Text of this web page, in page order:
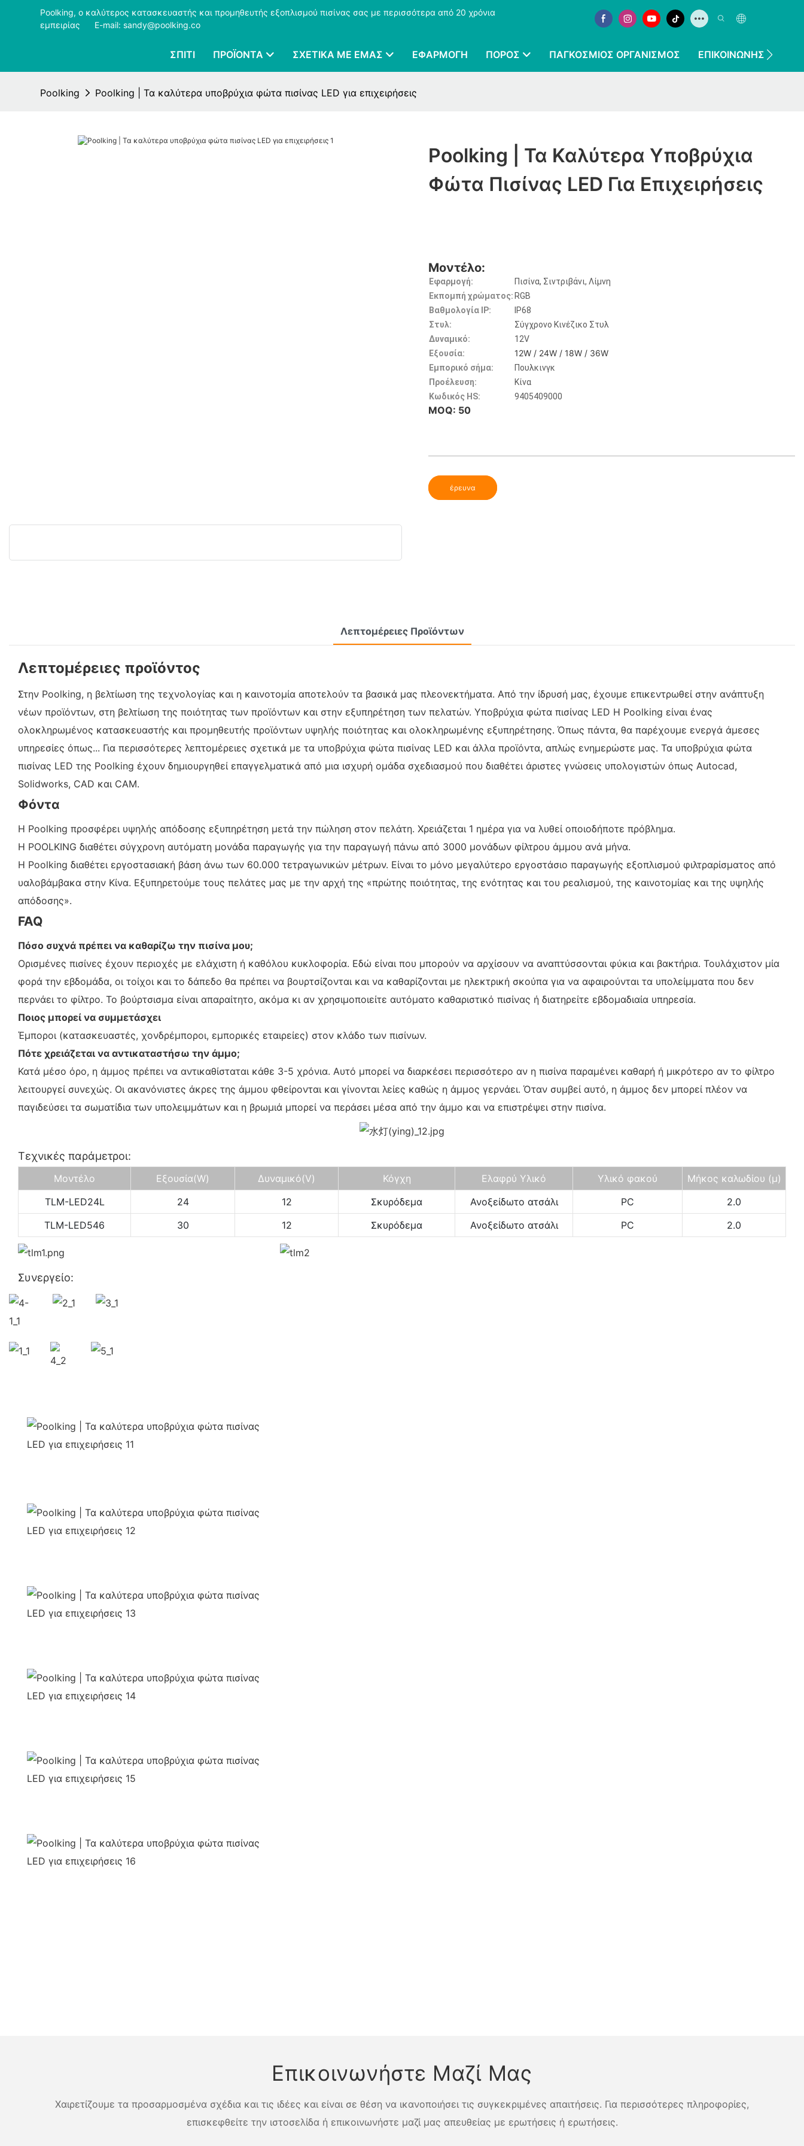
Poolking, ο καλύτερος κατασκευαστής και προμηθευτής εξοπλισμού πισίνας σας με περισσότερα από 20 χρόνια
εμπειρίας
E-mail: sandy@poolking.co
ΣΠΊΤΙ ΠΡΟΪΌΝΤΑ ΣΧΕΤΙΚΆ ΜΕ ΕΜΆΣ ΕΦΑΡΜΟΓΉ ΠΌΡΟΣ ΠΑΓΚΌΣΜΙΟΣ ΟΡΓΑΝΙΣΜΌΣ ΕΠΙΚΟΙΝΩΝΉΣΤΕ
Poolking Poolking | Τα καλύτερα υποβρύχια φώτα πισίνας LED για επιχειρήσεις
Poolking | Τα Καλύτερα Υποβρύχια
Φώτα Πισίνας LED Για Επιχειρήσεις
Μοντέλο:
Εφαρμογή:
Πισίνα, Σιντριβάνι, Λίμνη
Εκπομπή χρώματος: RGB
Βαθμολογία IP:
IP68
Στυλ:
Σύγχρονο Κινέζικο Στυλ
Δυναμικό:
12V
Εξουσία:
12W / 24W / 18W / 36W
Εμπορικό σήμα:
Πουλκινγκ
Προέλευση:
Κίνα
Κωδικός HS:
9405409000
MOQ: 50
έρευνα
Λεπτομέρειες Προϊόντων
Λεπτομέρειες προϊόντος
Στην Poolking, η βελτίωση της τεχνολογίας και η καινοτομία αποτελούν τα βασικά μας πλεονεκτήματα. Από την ίδρυσή μας, έχουμε επικεντρωθεί στην ανάπτυξη
νέων προϊόντων, στη βελτίωση της ποιότητας των προϊόντων και στην εξυπηρέτηση των πελατών. Υποβρύχια φώτα πισίνας LED Η Poolking είναι ένας
ολοκληρωμένος κατασκευαστής και προμηθευτής προϊόντων υψηλής ποιότητας και ολοκληρωμένης εξυπηρέτησης. Όπως πάντα, θα παρέχουμε ενεργά άμεσες
υπηρεσίες όπως... Για περισσότερες λεπτομέρειες σχετικά με τα υποβρύχια φώτα πισίνας LED και άλλα προϊόντα, απλώς ενημερώστε μας. Τα υποβρύχια φώτα
πισίνας LED της Poolking έχουν δημιουργηθεί επαγγελματικά από μια ισχυρή ομάδα σχεδιασμού που διαθέτει άριστες γνώσεις υπολογιστών όπως Autocad,
Solidworks, CAD και CAM.
Φόντα
Η Poolking προσφέρει υψηλής απόδοσης εξυπηρέτηση μετά την πώληση στον πελάτη. Χρειάζεται 1 ημέρα για να λυθεί οποιοδήποτε πρόβλημα.
Η POOLKING διαθέτει σύγχρονη αυτόματη μονάδα παραγωγής για την παραγωγή πάνω από 3000 μονάδων φίλτρου άμμου ανά μήνα.
Η Poolking διαθέτει εργοστασιακή βάση άνω των 60.000 τετραγωνικών μέτρων. Είναι το μόνο μεγαλύτερο εργοστάσιο παραγωγής εξοπλισμού φιλτραρίσματος από
υαλοβάμβακα στην Κίνα. Εξυπηρετούμε τους πελάτες μας με την αρχή της «πρώτης ποιότητας, της ενότητας και του ρεαλισμού, της καινοτομίας και της υψηλής
απόδοσης».
FAQ
Πόσο συχνά πρέπει να καθαρίζω την πισίνα μου;
Ορισμένες πισίνες έχουν περιοχές με ελάχιστη ή καθόλου κυκλοφορία. Εδώ είναι που μπορούν να αρχίσουν να αναπτύσσονται φύκια και βακτήρια. Τουλάχιστον μία
φορά την εβδομάδα, οι τοίχοι και το δάπεδο θα πρέπει να βουρτσίζονται και να καθαρίζονται με ηλεκτρική σκούπα για να αφαιρούνται τα υπολείμματα που δεν
περνάει το φίλτρο. Το βούρτσισμα είναι απαραίτητο, ακόμα κι αν χρησιμοποιείτε αυτόματο καθαριστικό πισίνας ή διατηρείτε εβδομαδιαία υπηρεσία.
Ποιος μπορεί να συμμετάσχει
Έμποροι (κατασκευαστές, χονδρέμποροι, εμπορικές εταιρείες) στον κλάδο των πισίνων.
Πότε χρειάζεται να αντικαταστήσω την άμμο;
Κατά μέσο όρο, η άμμος πρέπει να αντικαθίσταται κάθε 3-5 χρόνια. Αυτό μπορεί να διαρκέσει περισσότερο αν η πισίνα παραμένει καθαρή ή μικρότερο αν το φίλτρο
λειτουργεί συνεχώς. Οι ακανόνιστες άκρες της άμμου φθείρονται και γίνονται λείες καθώς η άμμος γερνάει. Όταν συμβεί αυτό, η άμμος δεν μπορεί πλέον να
παγιδεύσει τα σωματίδια των υπολειμμάτων και η βρωμιά μπορεί να περάσει μέσα από την άμμο και να επιστρέψει στην πισίνα.
Τεχνικές παράμετροι:
Μοντέλο Εξουσία(W) Δυναμικό(V) Κόγχη Ελαφρύ Υλικό Υλικό φακού
Μήκος καλωδίου (μ)
TLM-LED24L
24 12 Σκυρόδεμα Ανοξείδωτο ατσάλι PC
2.0
TLM-LED546
30 12 Σκυρόδεμα Ανοξείδωτο ατσάλι PC 2.0
Συνεργείο:
Επικοινωνήστε Μαζί Μας
Χαιρετίζουμε τα προσαρμοσμένα σχέδια και τις ιδέες και είναι σε θέση να ικανοποιήσει τις συγκεκριμένες απαιτήσεις. Για περισσότερες πληροφορίες,
επισκεφθείτε την ιστοσελίδα ή επικοινωνήστε μαζί μας απευθείας με ερωτήσεις ή ερωτήσεις.